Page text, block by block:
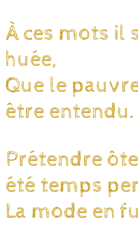
À ces mots il
huée,
Que le
être entendu.
Prétendre
été temps
La mode en